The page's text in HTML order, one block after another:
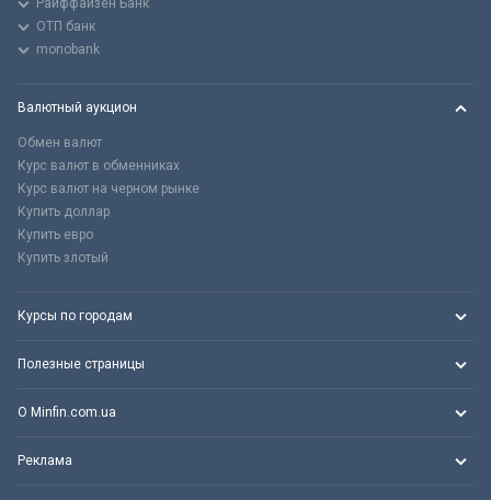
Райффайзен Банк
ОТП банк
monobank
Валютный аукцион
Обмен валют
Курс валют в обменниках
Курс валют на черном рынке
Купить доллар
Купить евро
Купить злотый
Курсы по городам
Полезные страницы
О Minfin.com.ua
Реклама